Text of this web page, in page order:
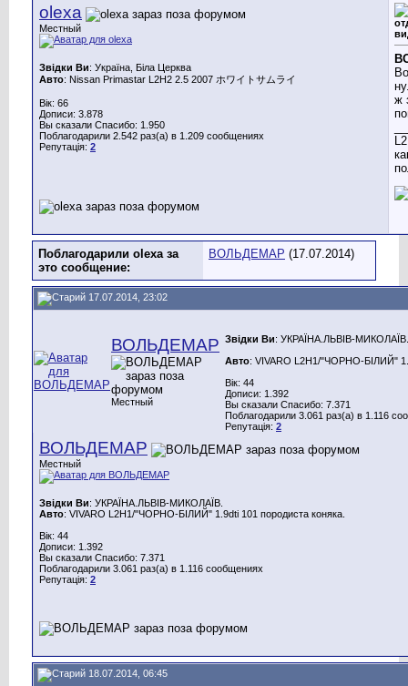
olexa
Местный
Звідки Ви: Україна, Біла Церква
Авто: Nissan Primastar L2H2 2.5 2007 ホワイトサムライ
Вік: 66
Дописи: 3.878
Вы сказали Спасибо: 1.950
Поблагодарили 2.542 раз(а) в 1.209 сообщениях
Репутація: 2
ж
Поблагодарили olexa за
это сообщение:
ВОЛЬДЕМАР (17.07.2014)
17.07.2014, 23:02
ВОЛЬДЕМАР
Местный
Звідки Ви: УКРАЇНА.ЛЬВІВ-МИКОЛАЇВ.
Авто: VIVARO L2H1/"ЧОРНО-БІЛИЙ"
Вік: 44
Дописи: 1.392
Вы сказали Спасибо: 7.371
Поблагодарили 3.061 раз(а) в 1.116
Репутація: 2
ВОЛЬДЕМАР
Местный
Звідки Ви: УКРАЇНА.ЛЬВІВ-МИКОЛАЇВ.
Авто: VIVARO L2H1/"ЧОРНО-БІЛИЙ" 1.9dti 101 породиста коняка.
Вік: 44
Дописи: 1.392
Вы сказали Спасибо: 7.371
Поблагодарили 3.061 раз(а) в 1.116 сообщениях
Репутація: 2
18.07.2014, 06:45